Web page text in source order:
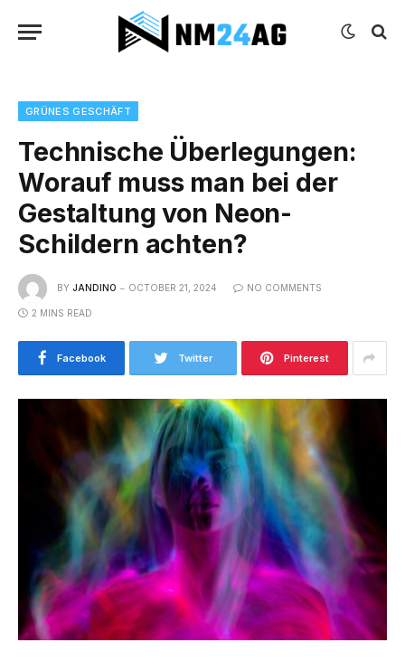
GRÜNES GESCHÄFT
Technische Überlegungen:
Worauf muss man bei der
Gestaltung von Neon-
Schildern achten?
BY JANDINO OCTOBER 21, 2024 NO COMMENTS
2 MINS READ
Facebook Twitter Pinterest